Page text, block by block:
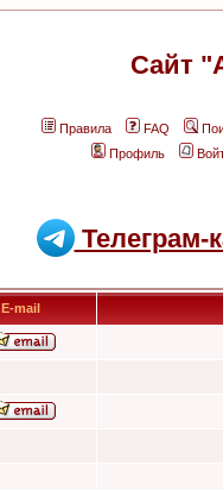
Сайт
Правила FAQ
Профиль
Телеграм-
E-mail